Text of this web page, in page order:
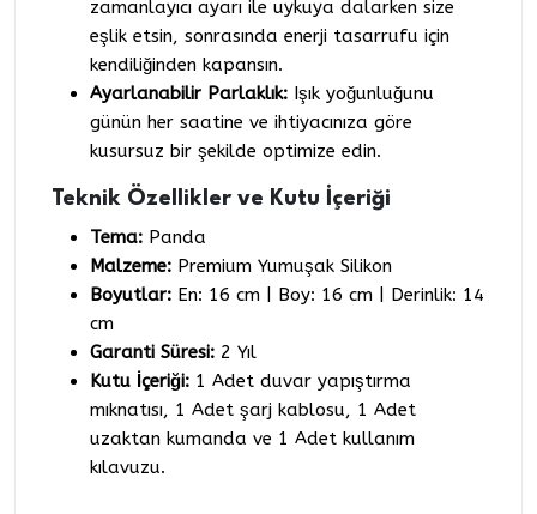
zamanlayıcı ayarı ile uykuya dalarken size
eşlik etsin, sonrasında enerji tasarrufu için
kendiliğinden kapansın.
Ayarlanabilir Parlaklık: Işık yoğunluğunu
günün her saatine ve ihtiyacınıza göre
kusursuz bir şekilde optimize edin.
Teknik Özellikler ve Kutu İçeriği
Tema: Panda
Malzeme: Premium Yumuşak Silikon
Boyutlar: En: 16 cm | Boy: 16 cm | Derinlik: 14
cm
Garanti Süresi: 2 Yıl
Kutu İçeriği: 1 Adet duvar yapıştırma
mıknatısı, 1 Adet şarj kablosu, 1 Adet
uzaktan kumanda ve 1 Adet kullanım
kılavuzu.